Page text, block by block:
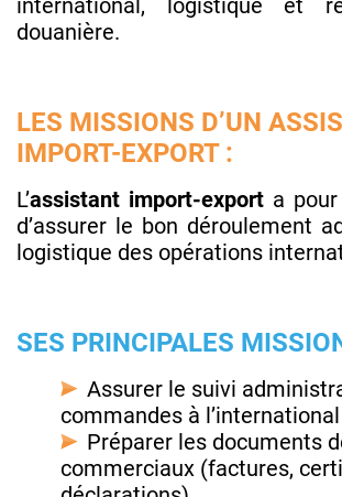
international, logistique et
douanière.
LES MISSIONS D’UN
IMPORT-EXPORT :
L’assistant import-export a
d’assurer le bon déroulement
logistique des opérations
SES PRINCIPALES
Assurer le suivi
commandes à l’international
Préparer les documents
commerciaux (factures,